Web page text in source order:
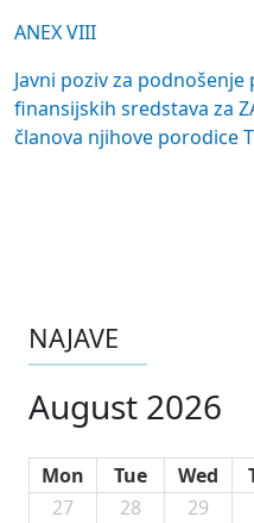
ANEX VIII
Javni poziv za
finansijskih sredstava za
članova njihove porodice
NAJAVE
August 2026
Mon Tue Wed
27
28 29